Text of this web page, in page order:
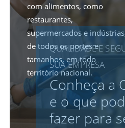
com alimentos, como
restaurantes,
supermercados e
de todos os portes e
tamanhos, em todo
território nacional.
QUALIDADE E
SUA EMPRESA
Conheça a
e o que
fazer para